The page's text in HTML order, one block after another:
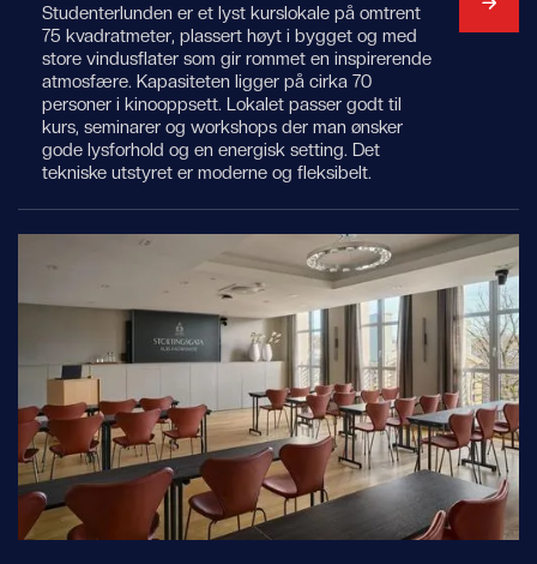
Studenterlunden er et lyst kurslokale på omtrent
75 kvadratmeter, plassert høyt i bygget og med
store vindusflater som gir rommet en inspirerende
atmosfære. Kapasiteten ligger på cirka 70
personer i kinooppsett. Lokalet passer godt til
kurs, seminarer og workshops der man ønsker
gode lysforhold og en energisk setting. Det
tekniske utstyret er moderne og fleksibelt.